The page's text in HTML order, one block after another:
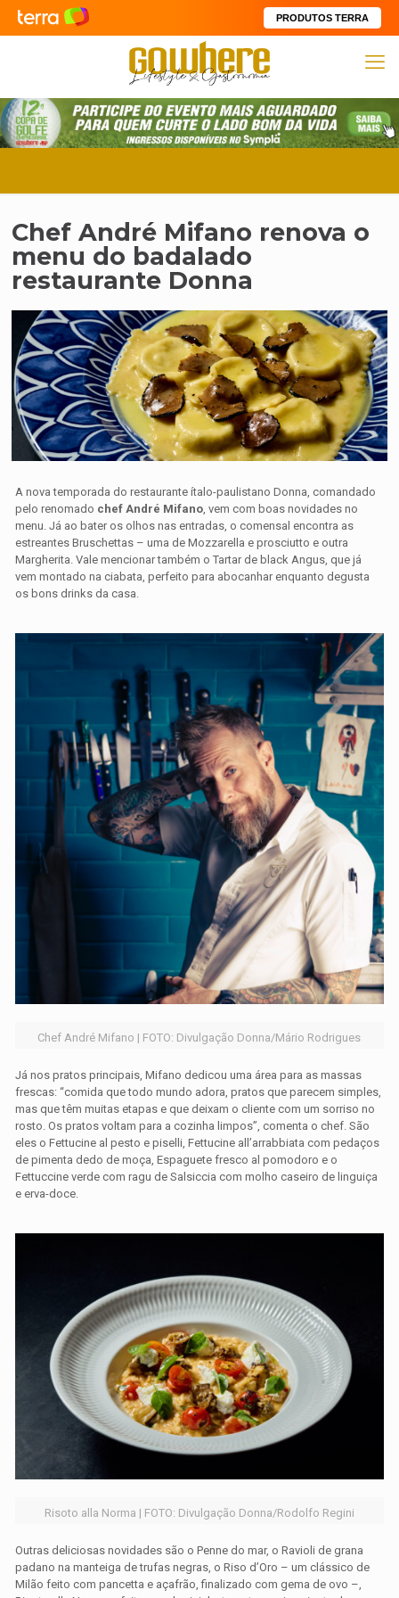
PRODUTOS TERRA
Chef André Mifano renova o
menu do badalado
restaurante Donna
A nova temporada do restaurante ítalo-paulistano Donna, comandado
pelo renomado chef André Mifano, vem com boas novidades no
menu. Já ao bater os olhos nas entradas, o comensal encontra as
estreantes Bruschettas – uma de Mozzarella e prosciutto e outra
Margherita. Vale mencionar também o Tartar de black Angus, que já
vem montado na ciabata, perfeito para abocanhar enquanto degusta
os bons drinks da casa.
Chef André Mifano | FOTO: Divulgação Donna/Mário Rodrigues
Já nos pratos principais, Mifano dedicou uma área para as massas
frescas: “comida que todo mundo adora, pratos que parecem simples,
mas que têm muitas etapas e que deixam o cliente com um sorriso no
rosto. Os pratos voltam para a cozinha limpos”, comenta o chef. São
eles o Fettucine al pesto e piselli, Fettucine all’arrabbiata com pedaços
de pimenta dedo de moça, Espaguete fresco al pomodoro e o
Fettuccine verde com ragu de Salsiccia com molho caseiro de linguiça
e erva-doce.
Risoto alla Norma | FOTO: Divulgação Donna/Rodolfo Regini
Outras deliciosas novidades são o Penne do mar, o Ravioli de grana
padano na manteiga de trufas negras, o Riso d’Oro – um clássico de
Milão feito com pancetta e açafrão, finalizado com gema de ovo –,